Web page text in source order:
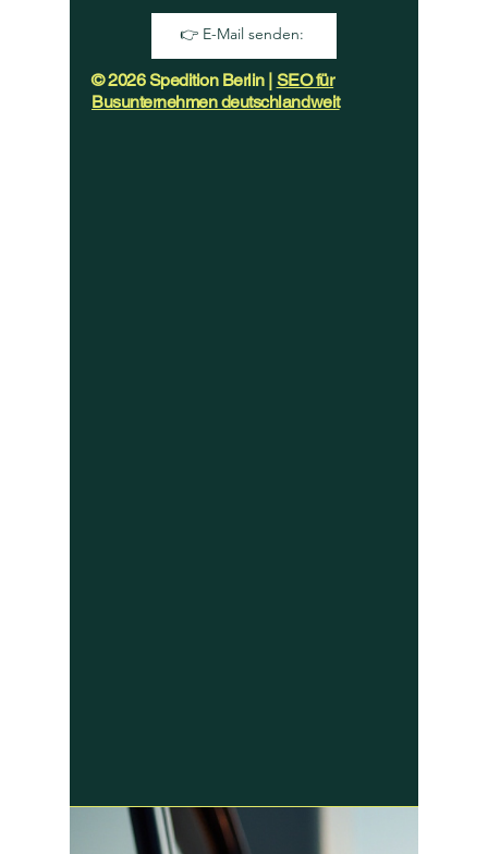
👉 E-Mail senden:
© 2026 Spedition Berlin | SEO für
Busunternehmen deutschlandweit